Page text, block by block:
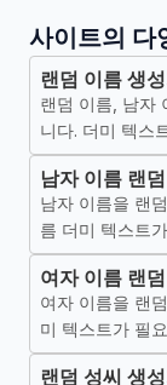
사이트의 다
랜덤 이름 생
랜덤 이름, 남자
니다. 더미 텍스
남자 이름 랜
남자 이름을 랜
름 더미 텍스트
여자 이름 랜
여자 이름을 랜
미 텍스트가 필
랜덤 성씨 생